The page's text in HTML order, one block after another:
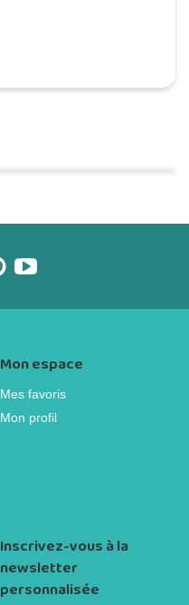
Mon espace
Mes favoris
Mon profil
Inscrivez-vous à la
newsletter
personnalisée